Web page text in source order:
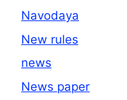
Navodaya
New rules
news
News paper